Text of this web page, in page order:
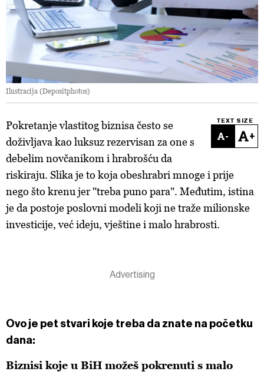
Ilustracija (Depositphotos)
TEXT SIZE
- +
Pokretanje vlastitog biznisa često se
doživljava kao luksuz rezervisan za one s
debelim novčanikom i hrabrošću da
riskiraju. Slika je to koja obeshrabri mnoge i prije
nego što krenu jer "treba puno para". Međutim, istina
je da postoje poslovni modeli koji ne traže milionske
investicije, već ideju, vještine i malo hrabrosti.
Ovo je pet stvari koje treba da znate na početku
dana:
Biznisi koje u BiH možeš pokrenuti s malo